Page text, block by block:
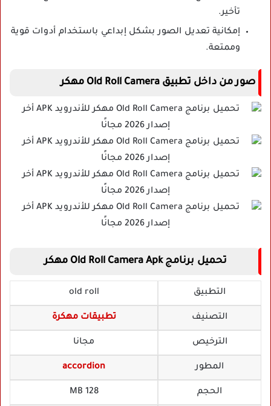
تأخير.
إمكانية تعديل الصور بشكل إبداعي باستخدام أدوات قوية
وممتعة.
صور من داخل تطبيق Old Roll Camera مهكر
تحميل برنامج Old Roll Camera Apk مهكر
التطبيق old roll
التصنيف تطبيقات مهكرة
الترخيص مجانا
المطور accordion
الحجم 128 MB